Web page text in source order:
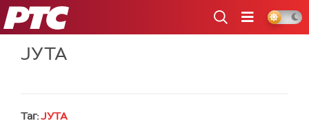
РТС
ЈУТА
Таг:ЈУТА